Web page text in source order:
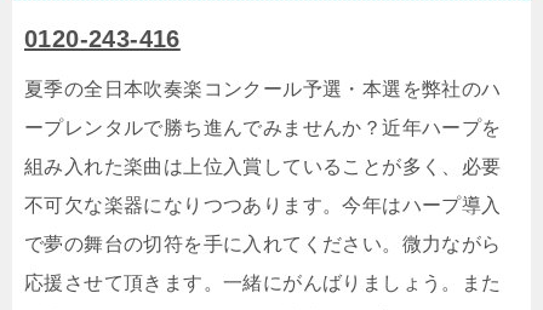
0120-243-416
夏季の全日本吹奏楽コンクール予選・本選を弊社のハ
ープレンタルで勝ち進んでみませんか？近年ハープを
組み入れた楽曲は上位入賞していることが多く、必要
不可欠な楽器になりつつあります。今年はハープ導入
で夢の舞台の切符を手に入れてください。微力ながら
応援させて頂きます。一緒にがんばりましょう。また